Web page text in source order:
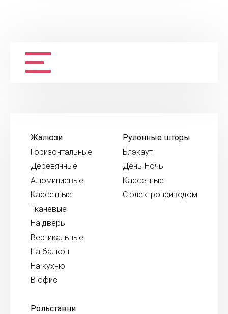
Жалюзи
Горизонтальные
Деревянные
Алюминиевые
Кассетные
Тканевые
На дверь
Вертикальные
На балкон
На кухню
В офис
Рулонные шторы
Блэкаут
День-Ночь
Кассетные
С электроприводом
Рольставни